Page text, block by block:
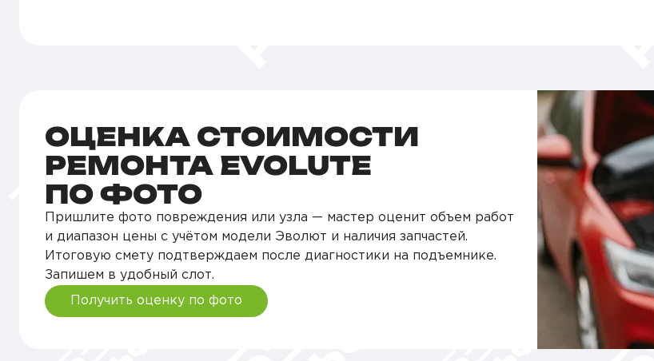
Покраска кузова
Покраска деталей кузова
Покраска царапин
Подбор автоэмали
ОЦЕНКА СТОИМОСТИ
РЕМОНТА EVOLUTE
ПО ФОТО
Пришлите фото повреждения или узла — мастер оценит объем работ
и диапазон цены с учётом модели Эволют и наличия запчастей.
Итоговую смету подтверждаем после диагностики на подъемнике.
Запишем в удобный слот.
Получить оценку по фото